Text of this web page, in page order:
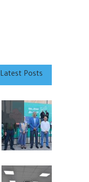
Latest Posts